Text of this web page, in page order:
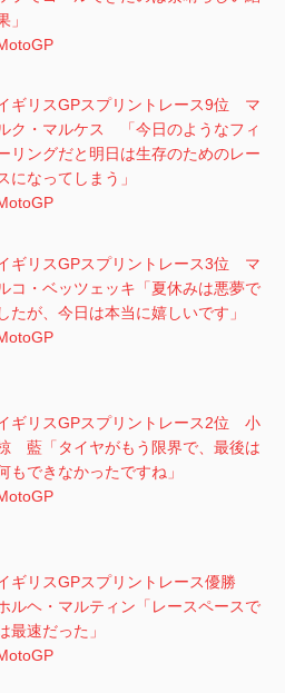
」
ギリスGPスプリントレース9位 マ
ク・マルケス 「今日のようなフィ
リングだと明日は生存のためのレー
になってしまう」
ギリスGPスプリントレース3位 マ
コ・ベッツェッキ「夏休みは悪夢で
したが、今日は本当に嬉しいです」
ギリスGPスプリントレース2位 小
藍「タイヤがもう限界で、最後は
もできなかったですね」
ギリスGPスプリントレース優勝
ルヘ・マルティン「レースペースで
最速だった」